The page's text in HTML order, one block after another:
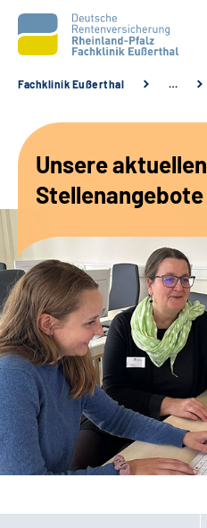
Unsere Angebote
Karriere
Beratungsstellen &
Zuweisende
Suche
Leichte Sprache
Gebärdensprache
Fachklinik Eußerthal …
Unsere aktuellen
Stellenangebote